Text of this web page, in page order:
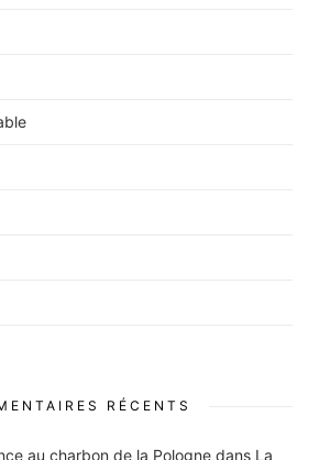
RÉCENTS
au charbon de la Pologne dans La